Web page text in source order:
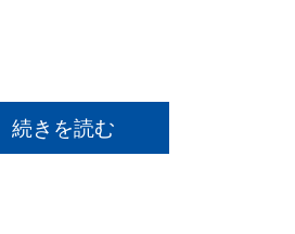
続きを読む